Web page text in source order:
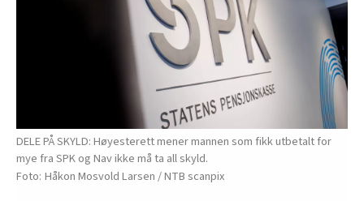
DELE PÅ SKYLD: Høyesterett mener mannen som fikk utbetalt for
mye fra SPK og Nav ikke må ta all skyld.
Håkon Mosvold Larsen / NTB scanpix